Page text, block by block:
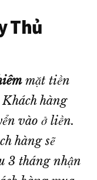
Thủ
mặt tiền
hàng
vào ở liền.
hàng sẽ
3 tháng nhận